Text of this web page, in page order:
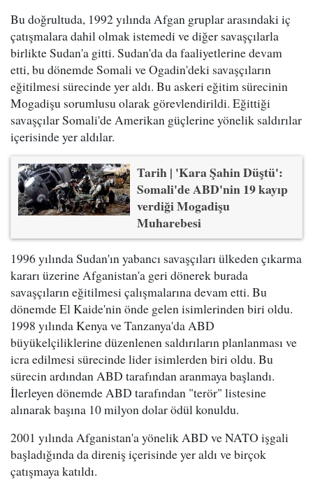
Bu doğrultuda, 1992 yılında Afgan gruplar arasındaki iç
çatışmalara dahil olmak istemedi ve diğer savaşçılarla
birlikte Sudan'a gitti. Sudan'da da faaliyetlerine devam
etti, bu dönemde Somali ve Ogadin'deki savaşçıların
eğitilmesi sürecinde yer aldı. Bu askeri eğitim sürecinin
Mogadişu sorumlusu olarak görevlendirildi. Eğittiği
savaşçılar Somali'de Amerikan güçlerine yönelik saldırılar
içerisinde yer aldılar.
Tarih | 'Kara Şahin Düştü':
Somali'de ABD'nin 19 kayıp
verdiği Mogadişu
Muharebesi
1996 yılında Sudan'ın yabancı savaşçıları ülkeden çıkarma
kararı üzerine Afganistan'a geri dönerek burada
savaşçıların eğitilmesi çalışmalarına devam etti. Bu
dönemde El Kaide'nin önde gelen isimlerinden biri oldu.
1998 yılında Kenya ve Tanzanya'da ABD
büyükelçiliklerine düzenlenen saldırıların planlanması ve
icra edilmesi sürecinde lider isimlerden biri oldu. Bu
sürecin ardından ABD tarafından aranmaya başlandı.
İlerleyen dönemde ABD tarafından "terör" listesine
alınarak başına 10 milyon dolar ödül konuldu.
2001 yılında Afganistan'a yönelik ABD ve NATO işgali
başladığında da direniş içerisinde yer aldı ve birçok
çatışmaya katıldı.